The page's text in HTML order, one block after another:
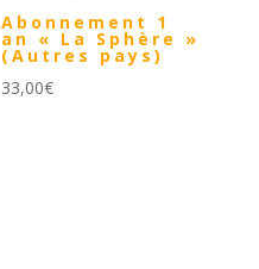
Abonnement 1
an « La Sphère »
(Autres pays)
33,00€